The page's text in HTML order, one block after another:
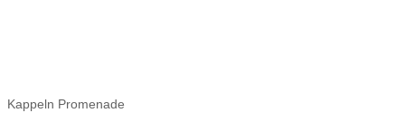
Kappeln Promenade